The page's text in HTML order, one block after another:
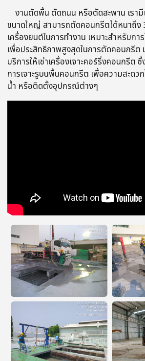
งานตัดพื้น ตัดถนน หรือตัดสะพาน เรา
ขนาดใหญ่ สามารถตัดคอนกรีตได้หนาถึง
เครื่องยนต์ในการทำงาน เหมาะสำหรับกา
เพื่อประสิทธิภาพสูงสุดในการตัดคอนกรีต
บริการให้เช่าเครื่องเจาะคอร์ริ่งคอนกรีต ซึ่
การเจาะรูบนพื้นคอนกรีต เพื่อความสะดว
น้ำ หรือติดตั้งอุปกรณ์ต่างๆ